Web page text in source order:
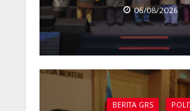
06/08/2026
BERITA GRS